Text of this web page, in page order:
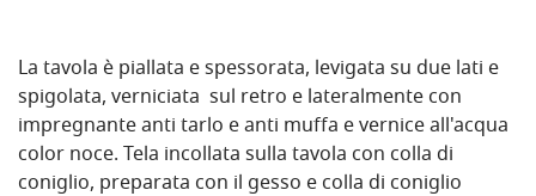
La tavola è piallata e spessorata, levigata su due lati e
spigolata, verniciata sul retro e lateralmente con
impregnante anti tarlo e anti muffa e vernice all'acqua
color noce. Tela incollata sulla tavola con colla di
coniglio, preparata con il gesso e colla di coniglio